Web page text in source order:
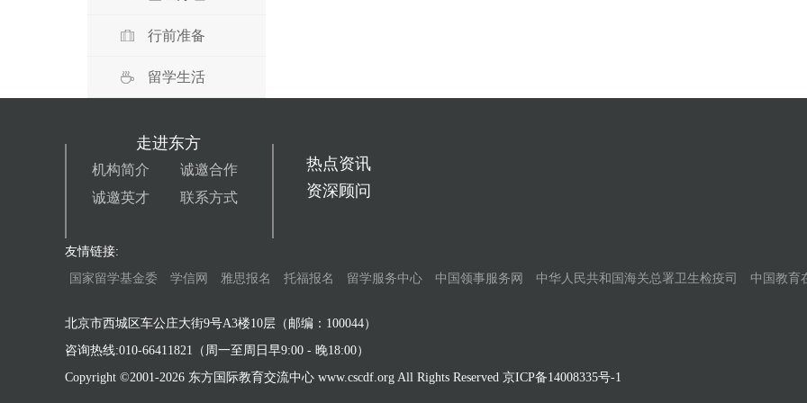
行前准备
留学生活
走进东方
机构简介
诚邀合作
诚邀英才
联系方式
热点资讯
资深顾问
友情链接:
国家留学基金委
学信网 雅思报名 托福报名 留学服务中心 中国领事服务网 中华人民共和国海关总署卫生检疫司 中国教育
北京市西城区车公庄大街9号A3楼10层（邮编：100044）
咨询热线:010-66411821（周一至周日早9:00 - 晚18:00）
Copyright ©2001-2026 东方国际教育交流中心 www.cscdf.org All Rights Reserved 京ICP备14008335号-1